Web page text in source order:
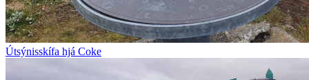
Útsýnisskífa hjá Coke